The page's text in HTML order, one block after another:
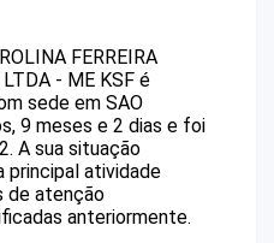
FERREIRA
- ME KSF é
sede em SAO
9 meses e 2 dias e foi
A sua situação
principal atividade
de atenção
anteriormente.